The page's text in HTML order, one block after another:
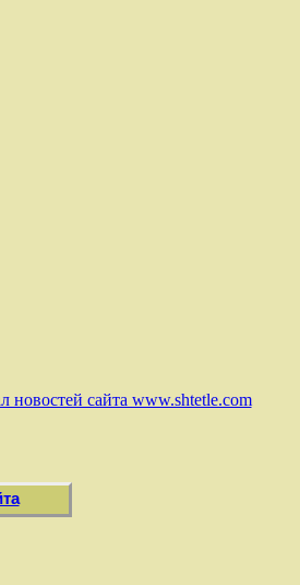
новостей сайта www.shtetle.com